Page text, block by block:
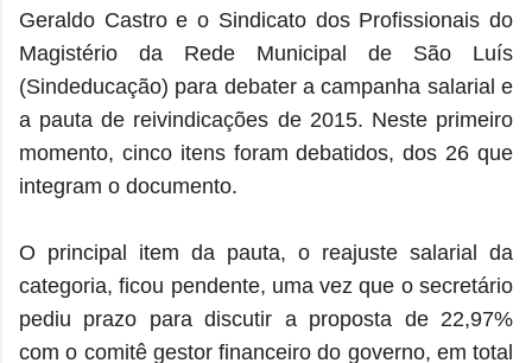
Geraldo Castro e o Sindicato dos Profissionais do
Magistério da Rede Municipal de São Luís
(Sindeducação) para debater a campanha salarial e
a pauta de reivindicações de 2015. Neste primeiro
momento, cinco itens foram debatidos, dos 26 que
integram o documento.
O principal item da pauta, o reajuste salarial da
categoria, ficou pendente, uma vez que o secretário
pediu prazo para discutir a proposta de 22,97%
com o comitê gestor financeiro do governo, em total